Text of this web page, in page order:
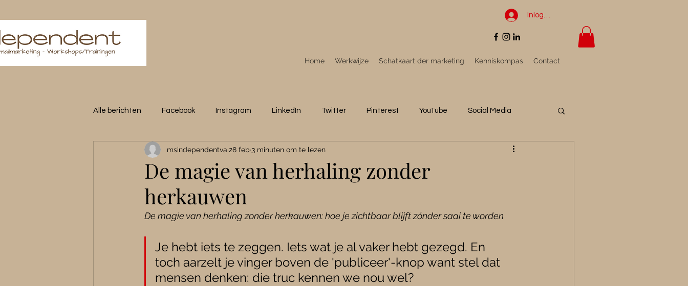
Home Werkwijze Schatkaart der marketing Kenniskompas Contact
Inloggen
Alle berichten Facebook Instagram LinkedIn Twitter Pinterest YouTube Social Media
Expertise Klanten CRM Tips Personeel
De magie van herhaling zonder
herkauwen
msindependentva 28 feb 3 minuten om te lezen
De magie van herhaling zonder herkauwen: hoe je zichtbaar blijft zónder saai te worden
Je hebt iets te zeggen. Iets wat je al vaker hebt gezegd. En
toch aarzelt je vinger boven de 'publiceer'-knop want stel dat
mensen denken: die truc kennen we nou wel?